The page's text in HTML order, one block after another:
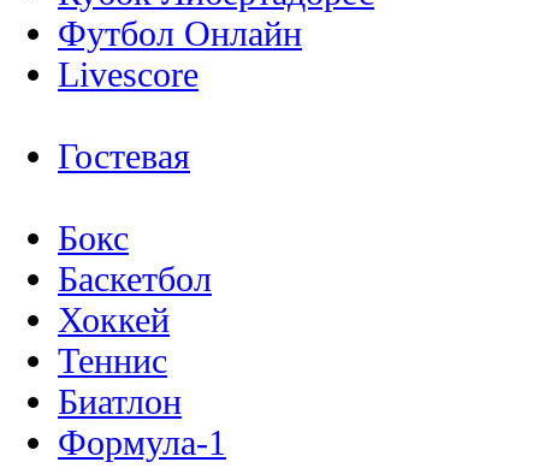
Футбол Онлайн
Livescore
Гостевая
Бокс
Баскетбол
Хоккей
Теннис
Биатлон
Формула-1